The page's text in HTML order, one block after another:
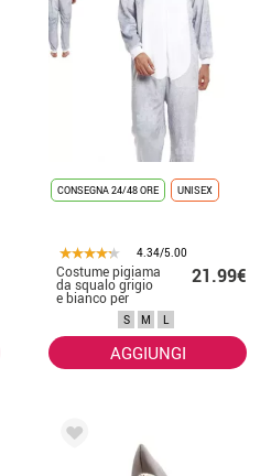
CONSEGNA 24/48 ORE UNISEX
4.34/5.00
Costume pigiama
da squalo grigio
e bianco per
21.99€
S M L
AGGIUNGI